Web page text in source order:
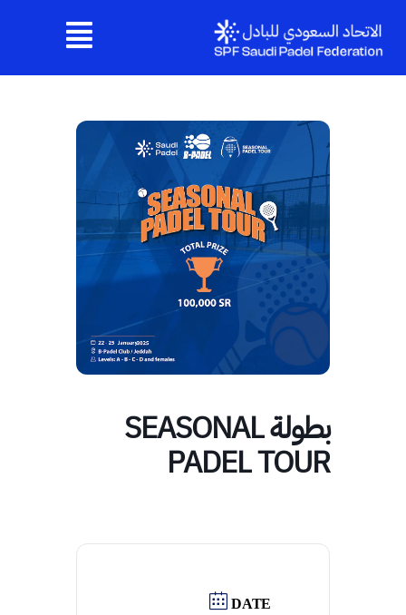
بطولة SEASONAL
PADEL TOUR
DATE